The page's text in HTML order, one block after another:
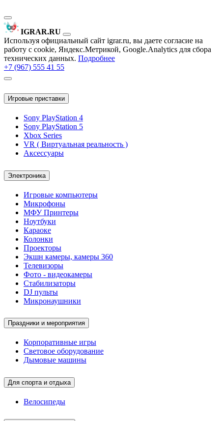
IGRAR.RU
Используя официальный сайт igrar.ru, вы даете согласие на
работу с cookie, Яндекс.Метрикой, Google.Analytics для сбора
технических данных. Подробнее
+7 (967) 555 41 55
Игровые приставки
Sony PlayStation 4
Sony PlayStation 5
Xbox Series
VR ( Виртуальная реальность )
Аксессуары
Электроника
Игровые компьютеры
Микрофоны
МФУ Принтеры
Ноутбуки
Караоке
Колонки
Проекторы
Экшн камеры, камеры 360
Телевизоры
Фото - видеокамеры
Стабилизаторы
DJ пульты
Микронаушники
Праздники и мероприятия
Корпоративные игры
Световое оборудование
Дымовые машины
Для спорта и отдыха
Велосипеды